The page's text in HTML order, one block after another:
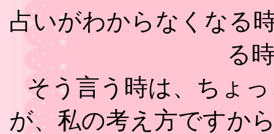
占いがわからなくなる
る
そう言う時は、ちょ
が、私の考え方ですか